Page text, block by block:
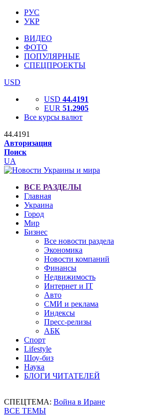
РУС
УКР
ВИДЕО
ФОТО
ПОПУЛЯРНЫЕ
СПЕЦПРОЕКТЫ
USD
USD 44.4191
EUR 51.2905
Все курсы валют
44.4191
Авторизация
Поиск
UA
ВСЕ РАЗДЕЛЫ
Главная
Украина
Город
Мир
Бизнес
Все новости раздела
Экономика
Новости компаний
Финансы
Недвижимость
Интернет и IT
Авто
СМИ и реклама
Индексы
Пресс-релизы
АБК
Спорт
Lifestyle
Шоу-биз
Наука
БЛОГИ ЧИТАТЕЛЕЙ
СПЕЦТЕМА: Война в Иране
ВСЕ ТЕМЫ